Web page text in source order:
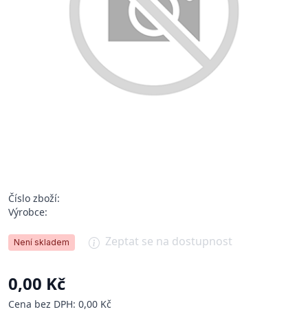
Číslo zboží:
Výrobce:
Není skladem Zeptat se na dostupnost
0,00 Kč
Cena bez DPH: 0,00 Kč